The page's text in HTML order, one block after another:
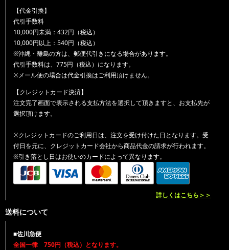
【代金引換】
代引手数料
10,000円未満：432円（税込）
10,000円以上：540円（税込）
※沖縄・離島の方は、郵便代引きになる場合があります。
代引手数料は、775円（税込）になります。
※メール便の場合は代金引換はご利用頂けません。
【クレジットカード決済】
注文完了画面で表示される支払方法を選択して頂きますと、お支払先が
選択頂けます。
※クレジットカードのご利用日は、注文を受け付けた日となります。受
付日を元に、クレジットカード会社から商品代金の請求が行われます。
※引き落とし日はお使いのカードによって異なります。
詳しくはこちら＞＞
送料について
■佐川急便
全国一律 750円（税込）となります。